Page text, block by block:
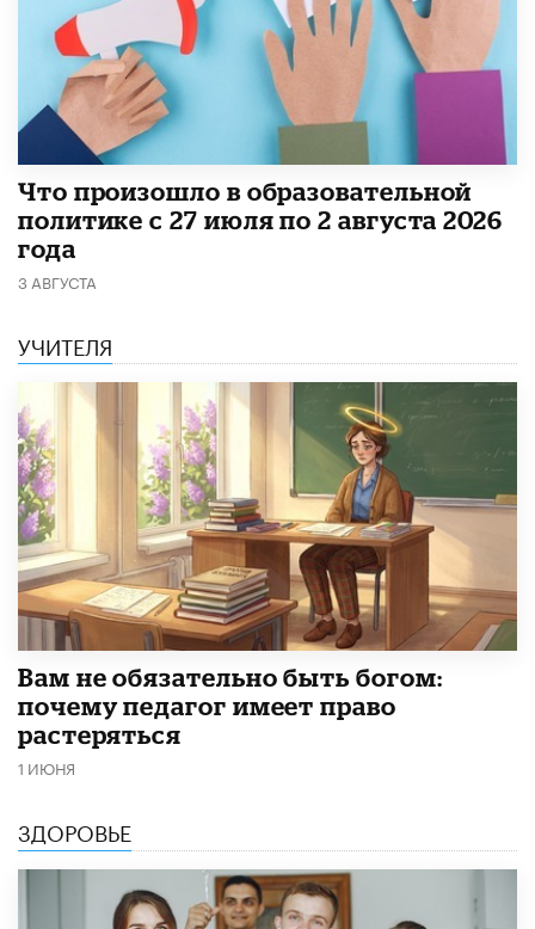
​Что произошло в образовательной
политике с 27 июля по 2 августа 2026
года
3 АВГУСТА
УЧИТЕЛЯ
​Вам не обязательно быть богом:
почему педагог имеет право
растеряться
1 ИЮНЯ
ЗДОРОВЬЕ